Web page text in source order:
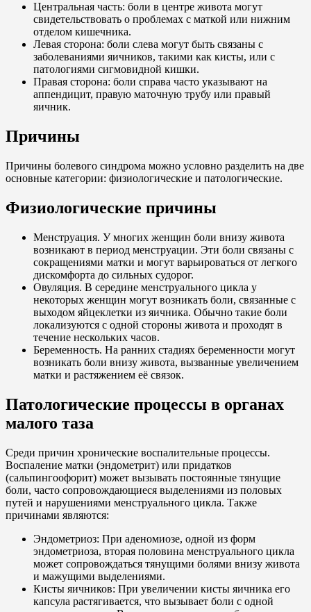
Центральная часть: боли в центре живота могут
свидетельствовать о проблемах с маткой или нижним
отделом кишечника.
Левая сторона: боли слева могут быть связаны с
заболеваниями яичников, такими как кисты, или с
патологиями сигмовидной кишки.
Правая сторона: боли справа часто указывают на
аппендицит, правую маточную трубу или правый
яичник.
Причины
Причины болевого синдрома можно условно разделить на две
основные категории: физиологические и патологические.
Физиологические причины
Менструация. У многих женщин боли внизу живота
возникают в период менструации. Эти боли связаны с
сокращениями матки и могут варьироваться от легкого
дискомфорта до сильных судорог.
Овуляция. В середине менструального цикла у
некоторых женщин могут возникать боли, связанные с
выходом яйцеклетки из яичника. Обычно такие боли
локализуются с одной стороны живота и проходят в
течение нескольких часов.
Беременность. На ранних стадиях беременности могут
возникать боли внизу живота, вызванные увеличением
матки и растяжением её связок.
Патологические процессы в органах
малого таза
Среди причин хронические воспалительные процессы.
Воспаление матки (эндометрит) или придатков
(сальпингоофорит) может вызывать постоянные тянущие
боли, часто сопровождающиеся выделениями из половых
путей и нарушениями менструального цикла. Также
причинами являются:
Эндометриоз: При аденомиозе, одной из форм
эндометриоза, вторая половина менструального цикла
может сопровождаться тянущими болями внизу живота
и мажущими выделениями.
Кисты яичников: При увеличении кисты яичника его
капсула растягивается, что вызывает боли с одной